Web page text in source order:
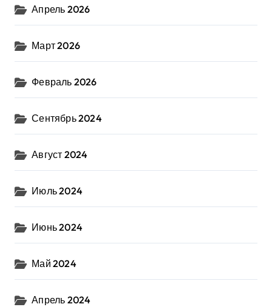
Апрель 2026
Март 2026
Февраль 2026
Сентябрь 2024
Август 2024
Июль 2024
Июнь 2024
Май 2024
Апрель 2024